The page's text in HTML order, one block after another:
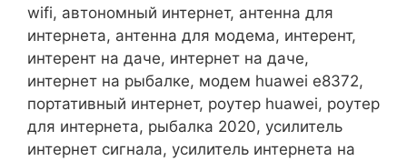
wifi, автономный интернет, антенна для
интернета, антенна для модема, интерент,
интерент на даче, интернет на даче,
интернет на рыбалке, модем huawei e8372,
портативный интернет, роутер huawei, роутер
для интернета, рыбалка 2020, усилитель
интернет сигнала, усилитель интернета на